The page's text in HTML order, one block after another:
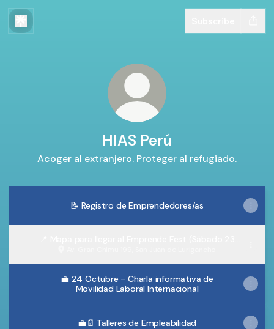
HIAS Perú
Acoger al extranjero. Proteger al refugiado.
📝 Registro de Emprendedores/as
💼 24 Octubre - Charla informativa de
Movilidad Laboral Internacional
💼📄 Talleres de Empleabilidad